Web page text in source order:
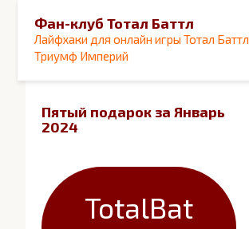
контенту
Фан-клуб Тотал Баттл
Лайфхаки для онлайн игры Тотал Баттл
Триумф Империй
Пятый подарок за Январь
2024
TotalBat